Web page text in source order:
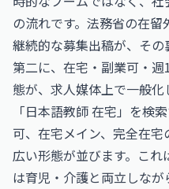
の流れです。法務省の在
継続的な募集出稿が、その
第二に、在宅・副業可・
態が、求人媒体上で一般
「日本語教師 在宅」を検
可、在宅メイン、完全在
広い形態が並びます。こ
は育児・介護と両立しな